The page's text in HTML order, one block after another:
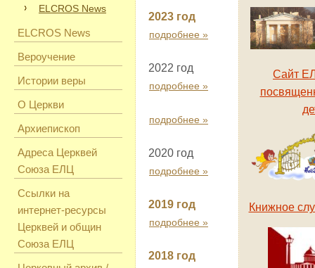
ELCROS News
ELCROS News
Вероучение
Истории веры
О Церкви
Архиепископ
Адреса Церквей
Союза ЕЛЦ
Ссылки на
интернет-ресурсы
Церквей и общин
Союза ЕЛЦ
2023 год
подробнее »
2022 год
подробнее »
подробнее »
2020 год
подробнее »
2019 год
подробнее »
2018 год
Сайт
Книжное